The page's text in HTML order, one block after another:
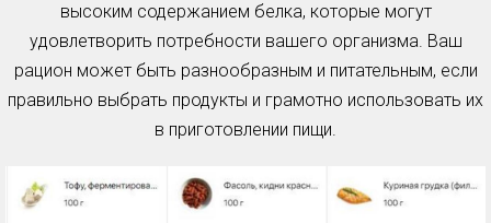
высоким содержанием белка, которые могут
удовлетворить потребности вашего организма. Ваш
рацион может быть разнообразным и питательным, если
правильно выбрать продукты и грамотно использовать их
в приготовлении пищи.